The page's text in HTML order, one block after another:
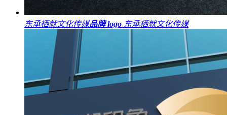
东承栖就文化传媒品牌 logo 东承栖就文化传媒